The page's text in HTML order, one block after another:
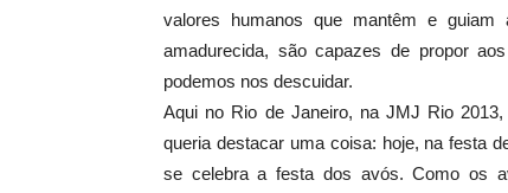
valores humanos que mantêm e
amadurecida, são capazes de propor
podemos nos descuidar.
Aqui no Rio de Janeiro, na JMJ Rio
queria destacar uma coisa: hoje, na festa
se celebra a festa dos avós. Como os